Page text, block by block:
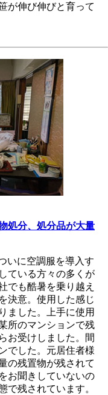
が伸び伸びと育って
処分、処分品が大量
いに空調服を導入す
ている方々の多くが
でも酷暑を乗り越え
決意。使用した感じ
ました。上手に使用
所のマンションで残
お受けしました。間
でした。元居住者様
の残置物が残されて
お聞きしていないの
で残されています。